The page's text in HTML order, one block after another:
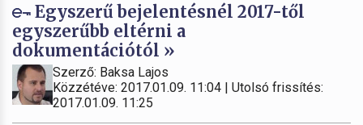
Egyszerű bejelentésnél 2017-től
egyszerűbb eltérni a
dokumentációtól »
Szerző: Baksa Lajos
Közzétéve: 2017.01.09. 11:04 | Utolsó frissítés:
2017.01.09. 11:25